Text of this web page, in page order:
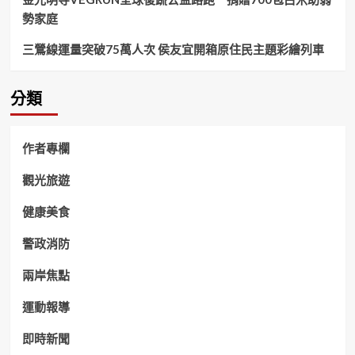
籤
實
基
層
清
廉
勢家庭
三鶯線運量突破75萬人次 侯友宜開箱原住民主題彩繪列車
分類
作者專欄
觀光旅遊
健康美食
警政消防
兩岸焦點
運動報導
即時新聞